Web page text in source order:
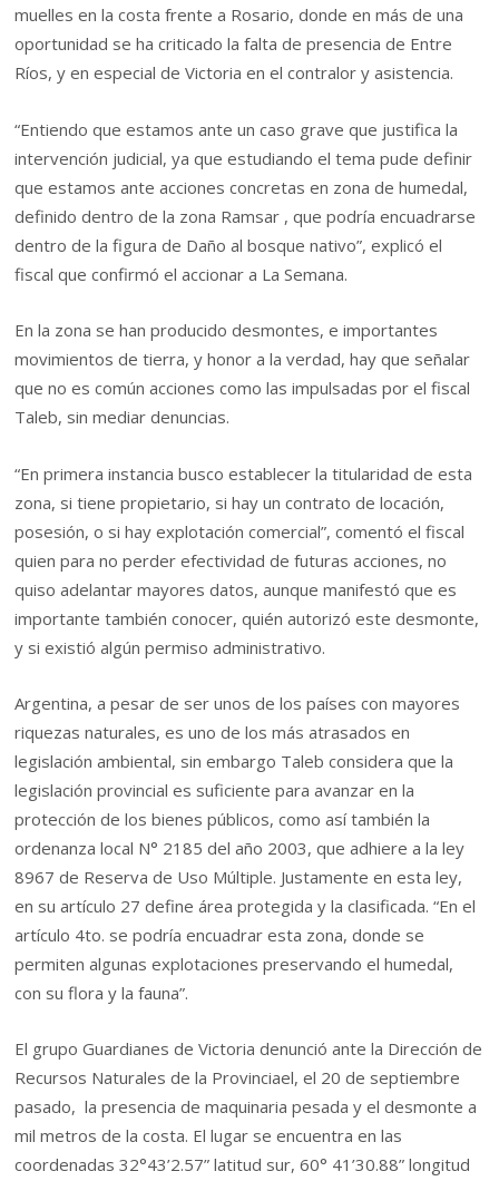
muelles en la costa frente a Rosario, donde en más de una
oportunidad se ha criticado la falta de presencia de Entre
Ríos, y en especial de Victoria en el contralor y asistencia.
“Entiendo que estamos ante un caso grave que justifica la
intervención judicial, ya que estudiando el tema pude definir
que estamos ante acciones concretas en zona de humedal,
definido dentro de la zona Ramsar , que podría encuadrarse
dentro de la figura de Daño al bosque nativo”, explicó el
fiscal que confirmó el accionar a La Semana.
En la zona se han producido desmontes, e importantes
movimientos de tierra, y honor a la verdad, hay que señalar
que no es común acciones como las impulsadas por el fiscal
Taleb, sin mediar denuncias.
“En primera instancia busco establecer la titularidad de esta
zona, si tiene propietario, si hay un contrato de locación,
posesión, o si hay explotación comercial”, comentó el fiscal
quien para no perder efectividad de futuras acciones, no
quiso adelantar mayores datos, aunque manifestó que es
importante también conocer, quién autorizó este desmonte,
y si existió algún permiso administrativo.
Argentina, a pesar de ser unos de los países con mayores
riquezas naturales, es uno de los más atrasados en
legislación ambiental, sin embargo Taleb considera que la
legislación provincial es suficiente para avanzar en la
protección de los bienes públicos, como así también la
ordenanza local N° 2185 del año 2003, que adhiere a la ley
8967 de Reserva de Uso Múltiple. Justamente en esta ley,
en su artículo 27 define área protegida y la clasificada. “En el
artículo 4to. se podría encuadrar esta zona, donde se
permiten algunas explotaciones preservando el humedal,
con su flora y la fauna”.
El grupo Guardianes de Victoria denunció ante la Dirección de
Recursos Naturales de la Provinciael, el 20 de septiembre
pasado, la presencia de maquinaria pesada y el desmonte a
mil metros de la costa. El lugar se encuentra en las
coordenadas 32°43’2.57” latitud sur, 60° 41’30.88” longitud